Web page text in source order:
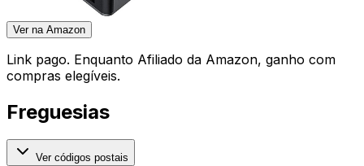
Ver na Amazon
Link pago. Enquanto Afiliado da Amazon, ganho com
compras elegíveis.
Freguesias
Ver códigos postais